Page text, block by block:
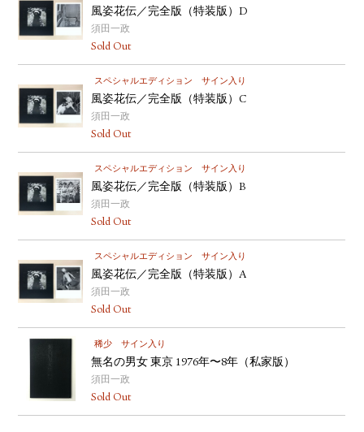
風姿花伝／完全版（特装版）D
須田一政
Sold Out
スペシャルエディション サイン入り
風姿花伝／完全版（特装版）C
須田一政
Sold Out
スペシャルエディション サイン入り
風姿花伝／完全版（特装版）B
須田一政
Sold Out
スペシャルエディション サイン入り
風姿花伝／完全版（特装版）A
須田一政
Sold Out
稀少 サイン入り
無名の男女 東京 1976年〜8年（私家版）
須田一政
Sold Out